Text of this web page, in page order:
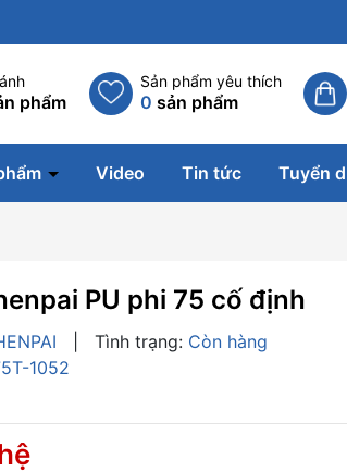
phẩm
Sản phẩm yêu thích
0 sản phẩm
Video Tin tức Tuyển
PU phi 75 cố định
Tình trạng: Còn hàng
1052